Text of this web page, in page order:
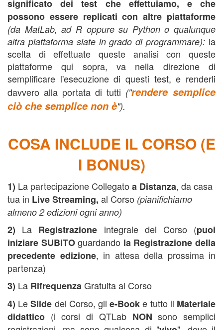
significato dei test che effettuiamo, e che
possono essere replicati con altre piattaforme
(da MatLab, ad R oppure su Python o qualunque
altra piattaforma siate in grado di programmare): la
scelta di effettuate queste analisi con queste
piattaforme qui sopra, va nella direzione di
semplificare l'esecuzione di questi test, e renderli
davvero alla portata di tutti ("rendere semplice
ciò che semplice non è").
COSA INCLUDE IL CORSO (E
I BONUS)
1) La partecipazione Collegato a Distanza, da casa
tua in Live Streaming, al Corso (pianifichiamo
almeno 2 edizioni ogni anno)
2) La Registrazione integrale del Corso (puoi
iniziare SUBITOguardando la Registrazione della
precedente edizione, in attesa della prossima in
partenza)
3) La RifrequenzaGratuita al Corso
4) LeSlide del Corso, glie-Booke tutto il Materiale
didattico (i corsi di QTLab NONsono semplici